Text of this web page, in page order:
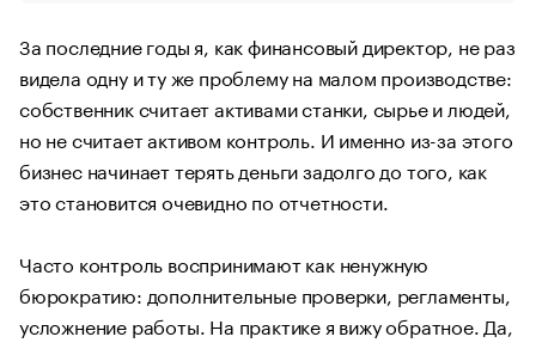
За последние годы я, как финансовый директор, не раз
видела одну и ту же проблему на малом производстве:
собственник считает активами станки, сырье и людей,
но не считает активом контроль. И именно из-за этого
бизнес начинает терять деньги задолго до того, как
это становится очевидно по отчетности.
Часто контроль воспринимают как ненужную
бюрократию: дополнительные проверки, регламенты,
усложнение работы. На практике я вижу обратное. Да,